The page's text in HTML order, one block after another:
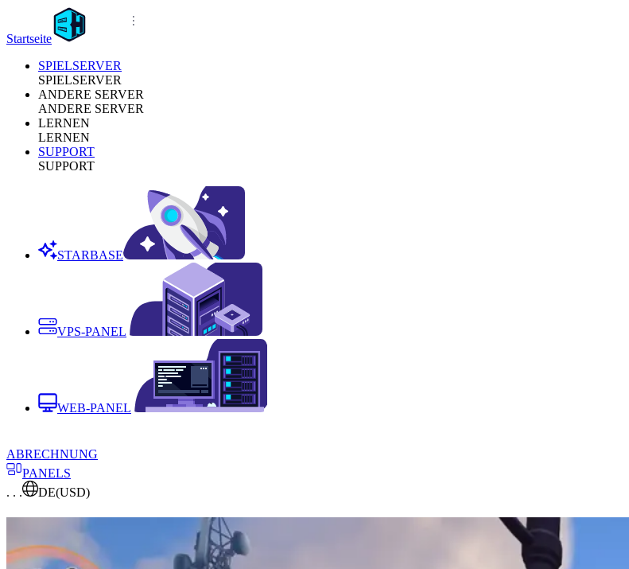
Startseite
SPIELSERVER
SPIELSERVER
ANDERE SERVER
ANDERE SERVER
LERNEN
LERNEN
SUPPORT
SUPPORT
STARBASE
VPS-PANEL
WEB-PANEL
ABRECHNUNG
PANELS
. . .
DE(USD)